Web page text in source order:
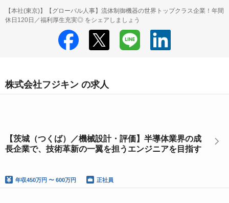
【本社(東京)】【グローバル人事】流体制御機器の世界トップクラス企業！年間
休日120日／福利厚生充実◎ をシェアしましょう
株式会社フジキン の求人
【茨城（つくば）／機械設計・評価】半導体業界の成
長企業で、技術革新の一翼を担うエンジニアを目指す
年収450万円 〜 600万円 正社員